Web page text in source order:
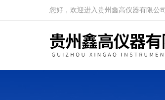
您好，欢迎进入贵州鑫高仪器有限公